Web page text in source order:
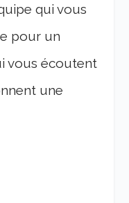
qui vous
pour un
vous écoutent
une